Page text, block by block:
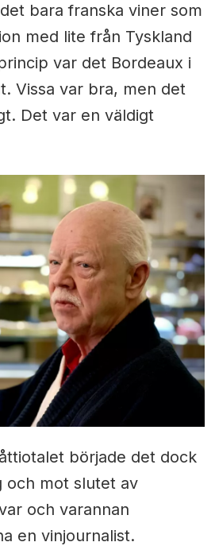
bara franska viner som
med lite från Tyskland
var det Bordeaux i
Vissa var bra, men det
Det var en väldigt
började det dock
och mot slutet av
och varannan
en vinjournalist.